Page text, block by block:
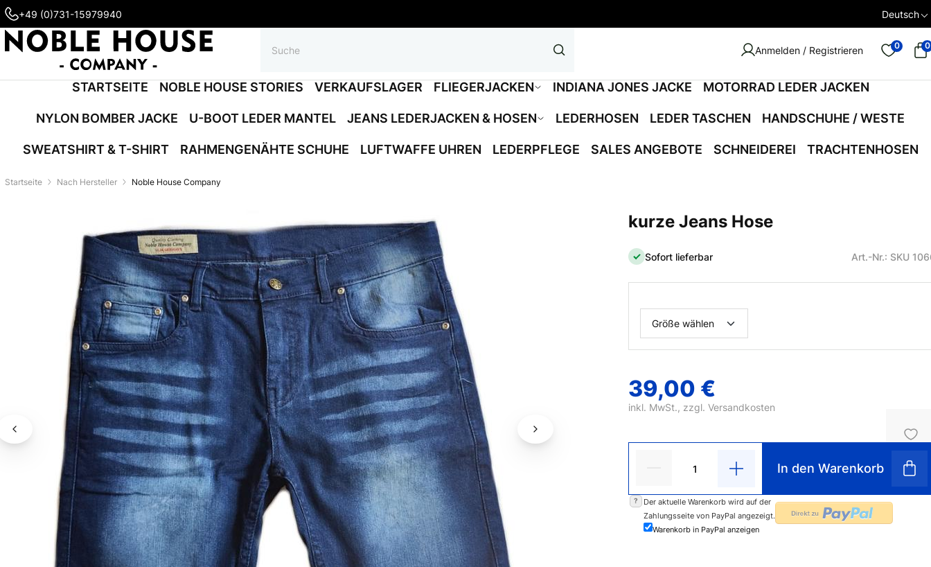
+49 (0)731-15979940 Deutsch
Anmelden / Registrieren 0 0
STARTSEITE NOBLE HOUSE STORIES VERKAUFSLAGER FLIEGERJACKEN INDIANA JONES JACKE MOTORRAD LEDER JACKEN
NYLON BOMBER JACKE U-BOOT LEDER MANTEL JEANS LEDERJACKEN & HOSEN LEDERHOSEN LEDER TASCHEN HANDSCHUHE / WESTE
SWEATSHIRT & T-SHIRT RAHMENGENÄHTE SCHUHE LUFTWAFFE UHREN LEDERPFLEGE SALES ANGEBOTE SCHNEIDEREI TRACHTENHOSEN
Startseite Nach Hersteller Noble House Company
kurze Jeans Hose
Sofort lieferbar Art.-Nr.: SKU
39,00 €
inkl. MwSt., zzgl.Versandkosten
In den Warenkorb
?
Der aktuelle Warenkorb wird auf der
Zahlungsseite von PayPal angezeigt.
Warenkorb in PayPal anzeigen